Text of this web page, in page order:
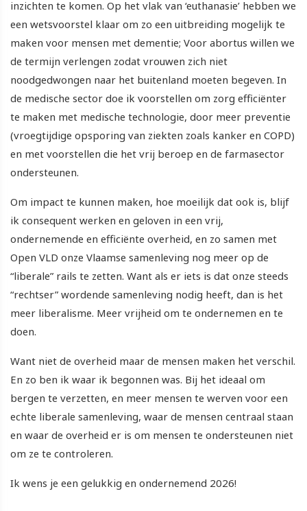
inzichten te komen. Op het vlak van ‘euthanasie’ hebben we
een wetsvoorstel klaar om zo een uitbreiding mogelijk te
maken voor mensen met dementie; Voor abortus willen we
de termijn verlengen zodat vrouwen zich niet
noodgedwongen naar het buitenland moeten begeven. In
de medische sector doe ik voorstellen om zorg efficiënter
te maken met medische technologie, door meer preventie
(vroegtijdige opsporing van ziekten zoals kanker en COPD)
en met voorstellen die het vrij beroep en de farmasector
ondersteunen.
Om impact te kunnen maken, hoe moeilijk dat ook is, blijf
ik consequent werken en geloven in een vrij,
ondernemende en efficiënte overheid, en zo samen met
Open VLD onze Vlaamse samenleving nog meer op de
“liberale” rails te zetten. Want als er iets is dat onze steeds
“rechtser” wordende samenleving nodig heeft, dan is het
meer liberalisme. Meer vrijheid om te ondernemen en te
doen.
Want niet de overheid maar de mensen maken het verschil.
En zo ben ik waar ik begonnen was. Bij het ideaal om
bergen te verzetten, en meer mensen te werven voor een
echte liberale samenleving, waar de mensen centraal staan
en waar de overheid er is om mensen te ondersteunen niet
om ze te controleren.
Ik wens je een gelukkig en ondernemend 2026!